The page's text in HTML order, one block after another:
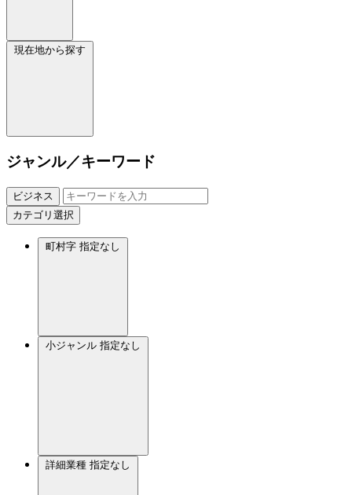
現在地から探す
ジャンル／キーワード
ビジネス
カテゴリ選択
町村字 指定なし
小ジャンル 指定なし
詳細業種 指定なし